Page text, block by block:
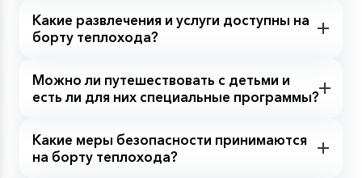
Какие развлечения и услуги доступны на
борту теплохода?
Можно ли путешествовать с детьми и
есть ли для них специальные программы?
Какие меры безопасности принимаются
на борту теплохода?